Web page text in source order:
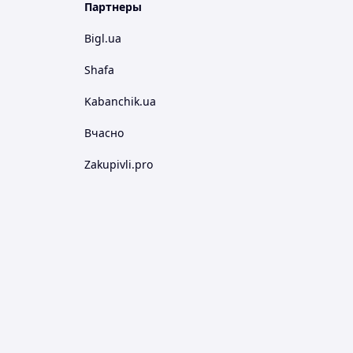
Партнеры
Bigl.ua
Shafa
Kabanchik.ua
Вчасно
Zakupivli.pro